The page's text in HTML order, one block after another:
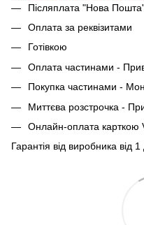
Післяплата "Нова
Оплата за реквізитами
Готівкою
Оплата частинами -
Покупка частинами -
Миттєва розстрочка -
Онлайн-оплата карткою
Гарантія від виробника від 1